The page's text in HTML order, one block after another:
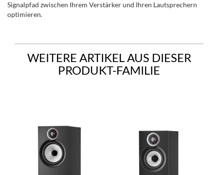
Signalpfad zwischen Ihrem Verstärker und Ihren Lautsprechern
optimieren.
WEITERE ARTIKEL AUS DIESER
PRODUKT-FAMILIE